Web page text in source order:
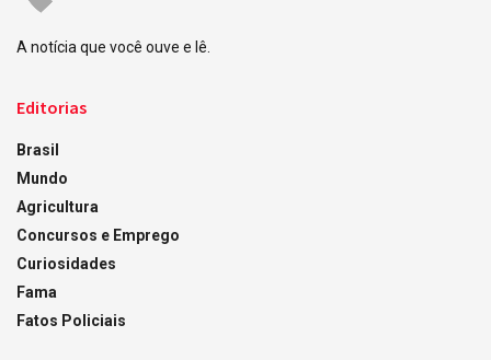
A notícia que você ouve e lê.
Editorias
Brasil
Mundo
Agricultura
Concursos e Emprego
Curiosidades
Fama
Fatos Policiais